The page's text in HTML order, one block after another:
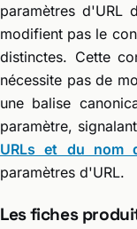
paramètres d'URL
modifient pas le
distinctes. Cette
nécessite pas de
une balise
paramètre,
URLs et du nom
paramètres d'URL.
Les fiches